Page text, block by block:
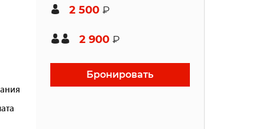
2 500 ₽
2 900 ₽
Бронировать